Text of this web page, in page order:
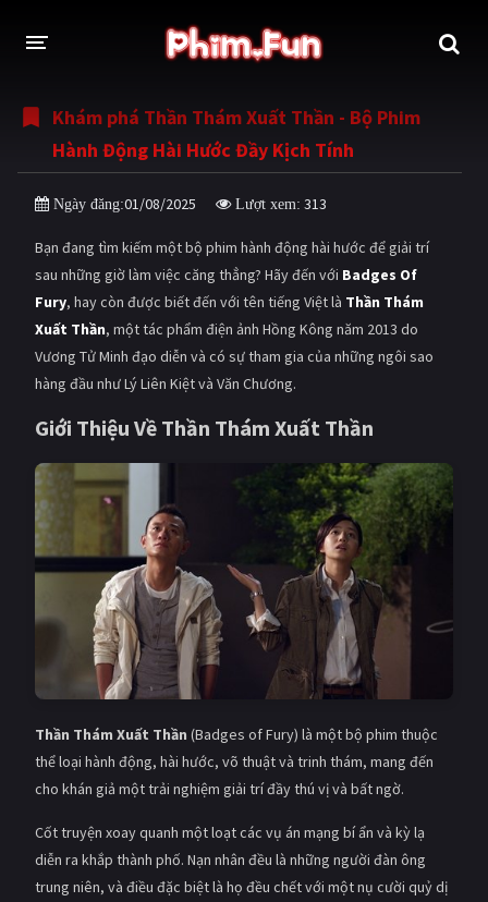
THỂ LOẠI
Thần thoại - Cổ trang Hành động
Tâm lý
Võ thuật - Kiếm hiệp Nhạc kịch
Kinh dị Tội phạm - Hình sự
Phiêu lưu Hài hước
Viễn tưởng Khoa học - Tài liệu
Hoạt hình Thể thao
Tình cảm - Lãng mạn
Giật gân Gia đình
Bí ẩn Lịch sử
Tiểu sử
GameShow DramaTV
Âu - Mỹ Trung Quốc - Hồng Kông
Nhật Bản
Ấn Độ Việt Nam
Tổng hợp
Khám phá Thần Thám Xuất Thần - Bộ Phim
Hành Động Hài Hước Đầy Kịch Tính
Ngày đăng:01/08/2025 Lượt xem: 313
Bạn đang tìm kiếm một bộ phim hành động hài hước để giải trí
sau những giờ làm việc căng thẳng? Hãy đến với Badges Of
Fury, hay còn được biết đến với tên tiếng Việt là Thần Thám
Xuất Thần, một tác phẩm điện ảnh Hồng Kông năm 2013 do
Vương Tử Minh đạo diễn và có sự tham gia của những ngôi sao
hàng đầu như Lý Liên Kiệt và Văn Chương.
Giới Thiệu Về Thần Thám Xuất Thần
Thần Thám Xuất Thần (Badges of Fury) là một bộ phim thuộc
thể loại hành động, hài hước, võ thuật và trinh thám, mang đến
cho khán giả một trải nghiệm giải trí đầy thú vị và bất ngờ.
Cốt truyện xoay quanh một loạt các vụ án mạng bí ẩn và kỳ lạ
diễn ra khắp thành phố. Nạn nhân đều là những người đàn ông
trung niên, và điều đặc biệt là họ đều chết với một nụ cười quỷ dị